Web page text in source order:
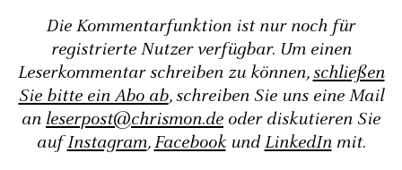
Die Kommentarfunktion ist nur noch für
registrierte Nutzer verfügbar. Um einen
Leserkommentar schreiben zu können,schließen
Sie bitte ein Abo ab, schreiben Sie uns eine Mail
an leserpost@chrismon.de oder diskutieren Sie
aufInstagram,FacebookundLinkedInmit.